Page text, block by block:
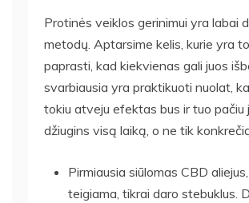
Protinės veiklos gerinimui yra labai
metodų. Aptarsime kelis, kurie yra
paprasti, kad kiekvienas gali juos
svarbiausia yra praktikuoti nuolat,
tokiu atveju efektas bus ir tuo pačiu
džiugins visą laiką, o ne tik
Pirmiausia siūlomas CBD
teigiama, tikrai daro stebuklus.